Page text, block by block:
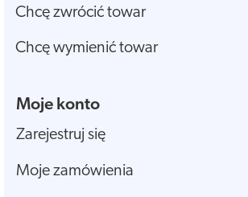
Chcę zwrócić towar
Chcę wymienić towar
Moje konto
Zarejestruj się
Moje zamówienia